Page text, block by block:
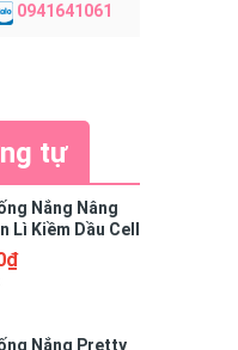
0941641061
tự
Nắng Nâng
Lì Kiềm Dầu Cell
Brightening
Sunscreen 100
++++
Nắng Pretty